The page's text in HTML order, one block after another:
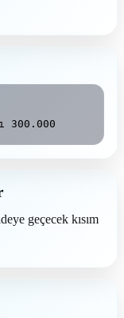
300.000
geçecek kısım